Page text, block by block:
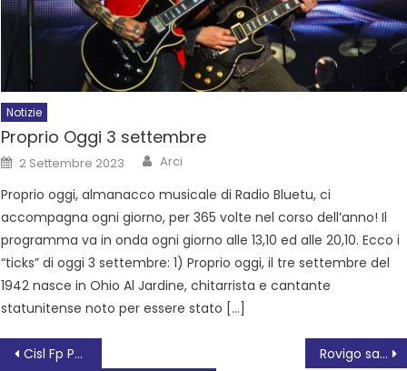
Notizie
Proprio Oggi 3 settembre
2 Settembre 2023 Arci
Proprio oggi, almanacco musicale di Radio Bluetu, ci
accompagna ogni giorno, per 365 volte nel corso dell’anno! Il
programma va in onda ogni giorno alle 13,10 ed alle 20,10. Ecco i
“ticks” di oggi 3 settembre: 1) Proprio oggi, il tre settembre del
1942 nasce in Ohio Al Jardine, chitarrista e cantante
statunitense noto per essere stato […]
Cisl Fp Padova Rovigo: situazione critica per l’Ulss 5 Polesana Rovigo saluta il Giro d’Italia: musica e convivialità all’ex Monastero Olivetano